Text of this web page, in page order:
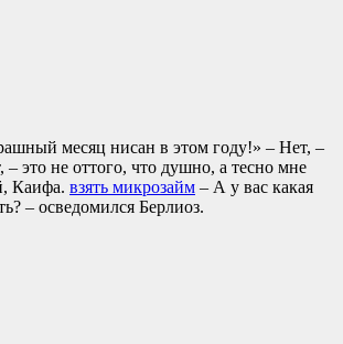
месяц нисан в этом году!» – Нет, –
– это не оттого, что душно, а тесно мне
Каифа. взять микрозайм – А у вас какая
– осведомился Берлиоз.